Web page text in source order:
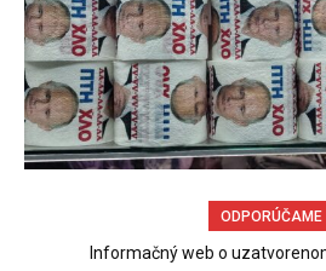
ODPORÚČAME
Informačný web o